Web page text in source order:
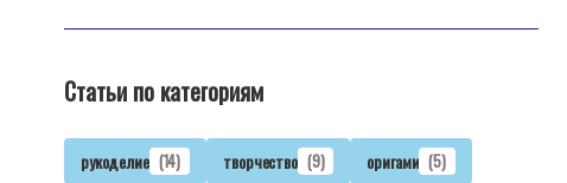
Статьи по категориям
рукоделие (14) творчество (9) оригами (5)